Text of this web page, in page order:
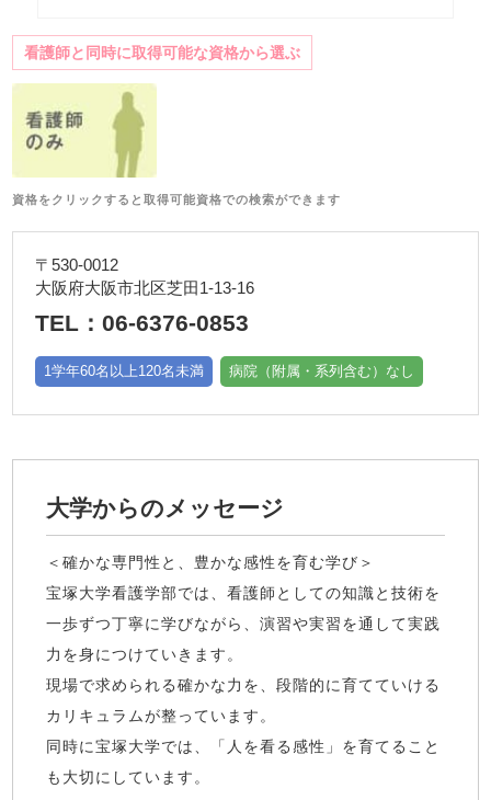
看護師と同時に取得可能な資格から選ぶ
資格をクリックすると取得可能資格での検索ができます
〒530-0012
大阪府大阪市北区芝田1-13-16
TEL：06-6376-0853
1学年60名以上120名未満 病院（附属・系列含む）なし
大学からのメッセージ
＜確かな専門性と、豊かな感性を育む学び＞
宝塚大学看護学部では、看護師としての知識と技術を
一歩ずつ丁寧に学びながら、演習や実習を通して実践
力を身につけていきます。
現場で求められる確かな力を、段階的に育てていける
カリキュラムが整っています。
同時に宝塚大学では、「人を看る感性」を育てること
も大切にしています。